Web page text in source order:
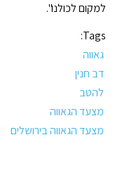
למקום לכולנו".
Tags:
גאווה
דב חנין
להטב
מצעד הגאווה
מצעד הגאווה בירושלים